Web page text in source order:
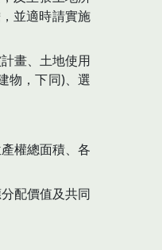
並適時請實施
畫、土地使用
物，下同)、選
權總面積、各
配價值及共同